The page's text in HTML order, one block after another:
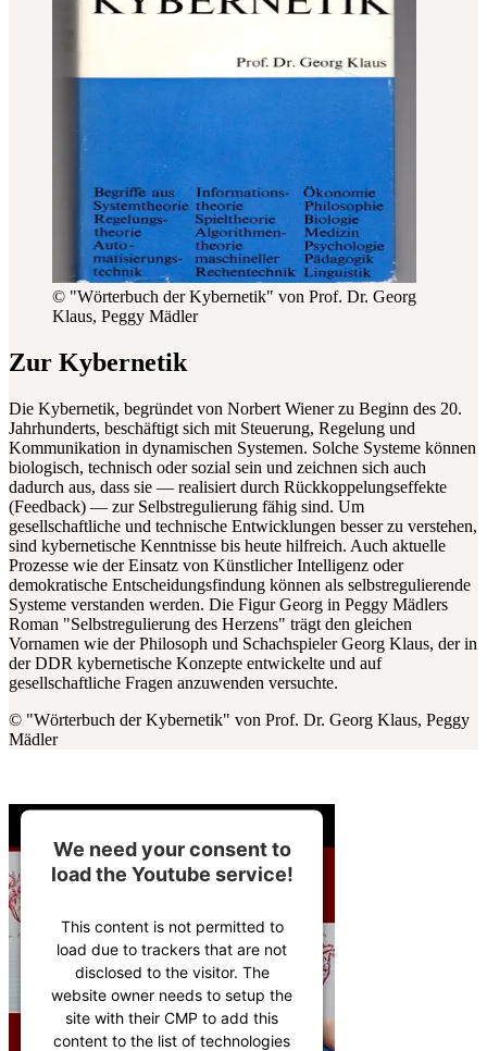
© "Wörterbuch der Kybernetik" von Prof. Dr. Georg
Klaus, Peggy Mädler
Zur Kybernetik
Die Kybernetik, begründet von Norbert Wiener zu Beginn des 20.
Jahrhunderts, beschäftigt sich mit Steuerung, Regelung und
Kommunikation in dynamischen Systemen. Solche Systeme können
biologisch, technisch oder sozial sein und zeichnen sich auch
dadurch aus, dass sie — realisiert durch Rückkoppelungseffekte
(Feedback) — zur Selbstregulierung fähig sind. Um
gesellschaftliche und technische Entwicklungen besser zu verstehen,
sind kybernetische Kenntnisse bis heute hilfreich. Auch aktuelle
Prozesse wie der Einsatz von Künstlicher Intelligenz oder
demokratische Entscheidungsfindung können als selbstregulierende
Systeme verstanden werden. Die Figur Georg in Peggy Mädlers
Roman "Selbstregulierung des Herzens" trägt den gleichen
Vornamen wie der Philosoph und Schachspieler Georg Klaus, der in
der DDR kybernetische Konzepte entwickelte und auf
gesellschaftliche Fragen anzuwenden versuchte.
© "Wörterbuch der Kybernetik" von Prof. Dr. Georg Klaus, Peggy
Mädler
We need your consent to
load the Youtube service!
This content is not permitted to
load due to trackers that are not
disclosed to the visitor. The
website owner needs to setup the
site with their CMP to add this
content to the list of technologies